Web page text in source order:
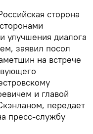
сторона
улучшения диалога
заявил посол
на встрече
и главой
передает
пресс-службу